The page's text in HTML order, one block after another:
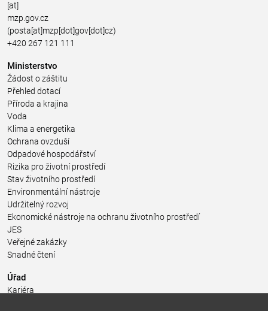
[at]
mzp.gov.cz
(posta[at]mzp[dot]gov[dot]cz)
+420 267 121 111
Ministerstvo
Žádost o záštitu
Přehled dotací
Příroda a krajina
Voda
Klima a energetika
Ochrana ovzduší
Odpadové hospodářství
Rizika pro životní prostředí
Stav životního prostředí
Environmentální nástroje
Udržitelný rozvoj
Ekonomické nástroje na ochranu životního prostředí
JES
Veřejné zakázky
Snadné čtení
Úřad
Kariéra